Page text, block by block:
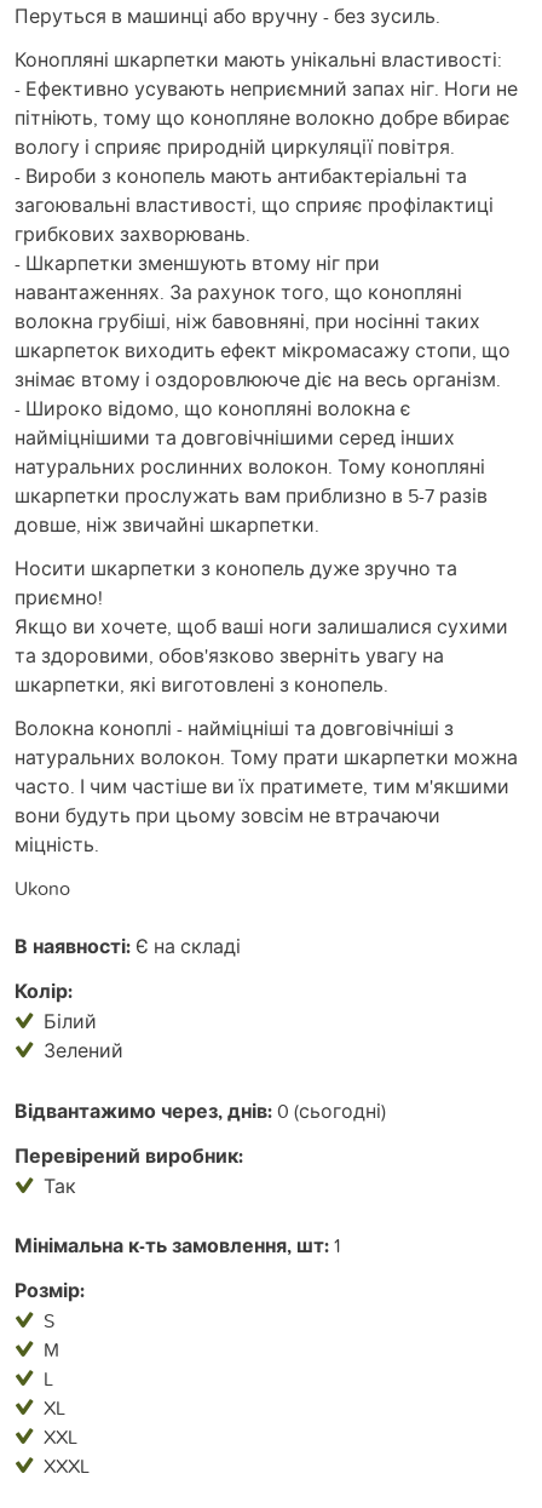
Перуться в машинці або вручну - без зусиль.
Конопляні шкарпетки мають унікальні властивості:
- Ефективно усувають неприємний запах ніг. Ноги не
пітніють, тому що конопляне волокно добре вбирає
вологу і сприяє природній циркуляції повітря.
- Вироби з конопель мають антибактеріальні та
загоювальні властивості, що сприяє профілактиці
грибкових захворювань.
- Шкарпетки зменшують втому ніг при
навантаженнях. За рахунок того, що конопляні
волокна грубіші, ніж бавовняні, при носінні таких
шкарпеток виходить ефект мікромасажу стопи, що
знімає втому і оздоровлююче діє на весь організм.
- Широко відомо, що конопляні волокна є
найміцнішими та довговічнішими серед інших
натуральних рослинних волокон. Тому конопляні
шкарпетки прослужать вам приблизно в 5-7 разів
довше, ніж звичайні шкарпетки.
Носити шкарпетки з конопель дуже зручно та
приємно!
Якщо ви хочете, щоб ваші ноги залишалися сухими
та здоровими, обов'язково зверніть увагу на
шкарпетки, які виготовлені з конопель.
Волокна коноплі - найміцніші та довговічніші з
натуральних волокон. Тому прати шкарпетки можна
часто. І чим частіше ви їх пратимете, тим м'якшими
вони будуть при цьому зовсім не втрачаючи
міцність.
Ukono
В наявності: Є на складі
Колір:
Білий
Зелений
Відвантажимо через, днів:0 (сьогодні)
Перевірений виробник:
Так
Мінімальна к-ть замовлення, шт:1
Розмір:
S
M
L
XL
XXL
XXXL